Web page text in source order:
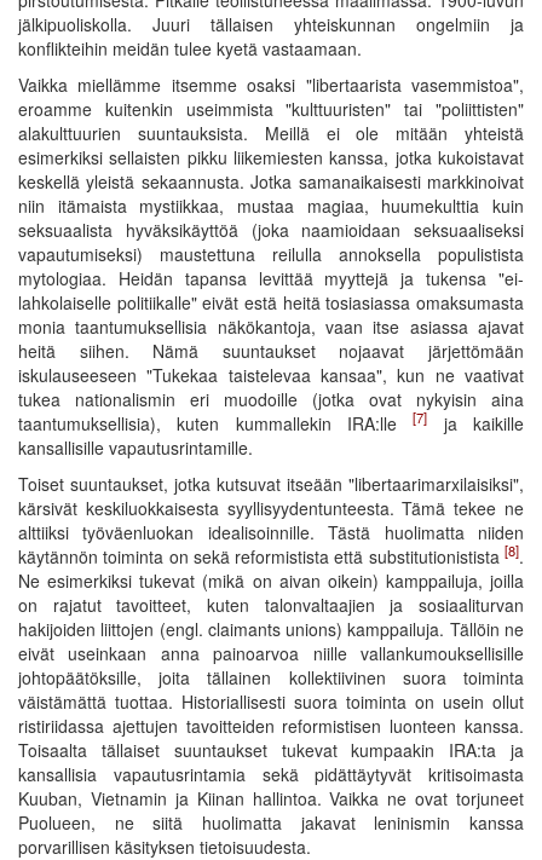
jälkipuoliskolla. Juuri tällaisen yhteiskunnan ongelmiin ja
konflikteihin meidän tulee kyetä vastaamaan.
Vaikka miellämme itsemme osaksi "libertaarista vasemmistoa",
eroamme kuitenkin useimmista "kulttuuristen" tai "poliittisten"
alakulttuurien suuntauksista. Meillä ei ole mitään yhteistä
esimerkiksi sellaisten pikku liikemiesten kanssa, jotka kukoistavat
keskellä yleistä sekaannusta. Jotka samanaikaisesti markkinoivat
niin itämaista mystiikkaa, mustaa magiaa, huumekulttia kuin
seksuaalista hyväksikäyttöä (joka naamioidaan seksuaaliseksi
vapautumiseksi) maustettuna reilulla annoksella populistista
mytologiaa. Heidän tapansa levittää myyttejä ja tukensa "ei-
lahkolaiselle politiikalle" eivät estä heitä tosiasiassa omaksumasta
monia taantumuksellisia näkökantoja, vaan itse asiassa ajavat
heitä siihen. Nämä suuntaukset nojaavat järjettömään
iskulauseeseen "Tukekaa taistelevaa kansaa", kun ne vaativat
tukea nationalismin eri muodoille (jotka ovat nykyisin aina
taantumuksellisia), kuten kummallekin IRA:lle[7]
ja kaikille
kansallisille vapautusrintamille.
Toiset suuntaukset, jotka kutsuvat itseään "libertaarimarxilaisiksi",
kärsivät keskiluokkaisesta syyllisyydentunteesta. Tämä tekee ne
alttiiksi työväenluokan idealisoinnille. Tästä huolimatta niiden
käytännön toiminta on sekä reformistista että substitutionistista [8].
Ne esimerkiksi tukevat (mikä on aivan oikein) kamppailuja, joilla
on rajatut tavoitteet, kuten talonvaltaajien ja sosiaaliturvan
hakijoiden liittojen (engl. claimants unions) kamppailuja. Tällöin ne
eivät useinkaan anna painoarvoa niille vallankumouksellisille
johtopäätöksille, joita tällainen kollektiivinen suora toiminta
väistämättä tuottaa. Historiallisesti suora toiminta on usein ollut
ristiriidassa ajettujen tavoitteiden reformistisen luonteen kanssa.
Toisaalta tällaiset suuntaukset tukevat kumpaakin IRA:ta ja
kansallisia vapautusrintamia sekä pidättäytyvät kritisoimasta
Kuuban, Vietnamin ja Kiinan hallintoa. Vaikka ne ovat torjuneet
Puolueen, ne siitä huolimatta jakavat leninismin kanssa
porvarillisen käsityksen tietoisuudesta.